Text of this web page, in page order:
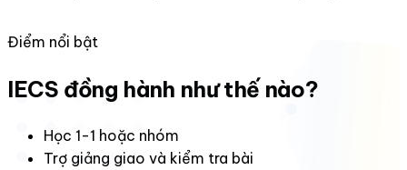
Điểm nổi bật
IECS đồng hành như thế nào?
Học 1-1 hoặc nhóm
Trợ giảng giao và kiểm tra bài